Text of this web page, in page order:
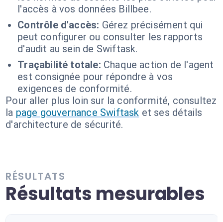
l'accès à vos données Billbee.
Contrôle d'accès: Gérez précisément qui
peut configurer ou consulter les rapports
d'audit au sein de Swiftask.
Traçabilité totale: Chaque action de l'agent
est consignée pour répondre à vos
exigences de conformité.
Pour aller plus loin sur la conformité, consultez
la page gouvernance Swiftask et ses détails
d'architecture de sécurité.
RÉSULTATS
Résultats mesurables